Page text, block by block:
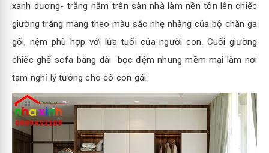
xanh dương- trắng nằm trên sàn nhà làm nền tôn lên chiếc
giường trắng mang theo màu sắc nhẹ nhàng của bộ chăn ga
gối, nệm phù hợp với lứa tuổi của người con. Cuối giường
chiếc ghế sofa băng dài bọc đệm nhung mềm mại làm nơi
tạm nghỉ lý tưởng cho cô con gái.